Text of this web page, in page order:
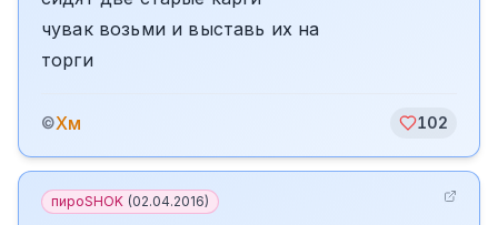
чувак возьми и выставь их на
торги
©Хм 102
пироSHOK (02.04.2016)